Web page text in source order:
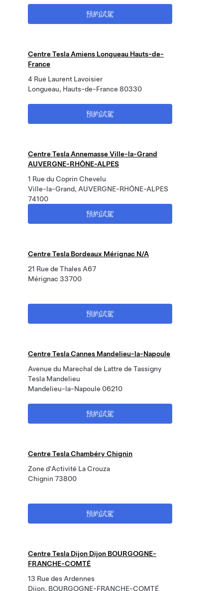
預約試駕
Centre Tesla Amiens Longueau Hauts-de-
France
4 Rue Laurent Lavoisier
Longueau, Hauts-de-France 80330
預約試駕
Centre Tesla Annemasse Ville-la-Grand
AUVERGNE-RHÔNE-ALPES
1 Rue du Coprin Chevelu
Ville-la-Grand, AUVERGNE-RHÔNE-ALPES
74100
預約試駕
Centre Tesla Bordeaux Mérignac N/A
21 Rue de Thales A67
Mérignac 33700
預約試駕
Centre Tesla Cannes Mandelieu-la-Napoule
Avenue du Marechal de Lattre de Tassigny
Tesla Mandelieu
Mandelieu-la-Napoule 06210
預約試駕
Centre Tesla Chambéry Chignin
Zone d'Activité La Crouza
Chignin 73800
預約試駕
Centre Tesla Dijon Dijon BOURGOGNE-
FRANCHE-COMTÉ
13 Rue des Ardennes
Dijon, BOURGOGNE-FRANCHE-COMTÉ